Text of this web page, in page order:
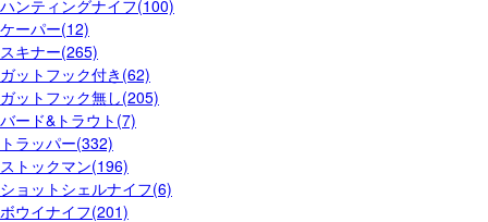
ハンティングナイフ(100)
ケーパー(12)
スキナー(265)
ガットフック付き(62)
ガットフック無し(205)
バード&トラウト(7)
トラッパー(332)
ストックマン(196)
ショットシェルナイフ(6)
ボウイナイフ(201)